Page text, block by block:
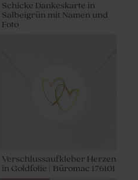
Schicke Dankeskarte in
Salbeigrün mit Namen und
Foto
Verschlussaufkleber Herzen
in Goldfolie | Büromac 176101